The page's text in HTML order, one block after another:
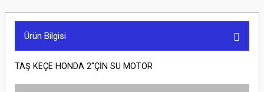
Ürün Bilgisi
TAŞ KEÇE HONDA 2''ÇİN SU MOTOR